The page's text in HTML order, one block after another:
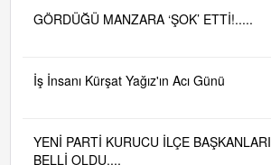
GÖRDÜĞÜ MANZARA ‘ŞOK’ ETTİ!.....
İş İnsanı Kürşat Yağız'ın Acı Günü
YENİ PARTİ KURUCU İLÇE BAŞKANLARI
BELLİ OLDU....